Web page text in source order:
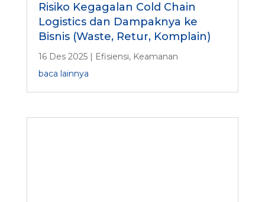
Risiko Kegagalan Cold Chain
Logistics dan Dampaknya ke
Bisnis (Waste, Retur, Komplain)
16 Des 2025| Efisiensi, Keamanan
baca lainnya